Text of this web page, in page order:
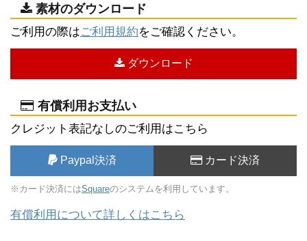
素材のダウンロード
ご利用の際はご利用規約をご確認ください。
ダウンロード
有償利用お支払い
クレジット表記なしのご利用はこちら
Paypal決済 カード決済
※カード決済にはSquareのシステムを利用しています。
有償利用について詳しくはこちら